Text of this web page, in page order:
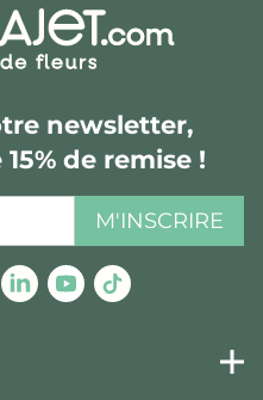
newsletter,
de remise !
M'INSCRIRE